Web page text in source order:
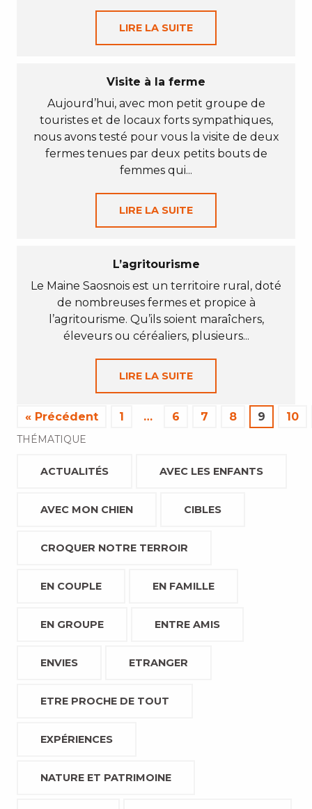
LIRE LA SUITE
Visite à la ferme
Aujourd’hui, avec mon petit groupe de
touristes et de locaux forts sympathiques,
nous avons testé pour vous la visite de deux
fermes tenues par deux petits bouts de
femmes qui...
LIRE LA SUITE
L’agritourisme
Le Maine Saosnois est un territoire rural, doté
de nombreuses fermes et propice à
l’agritourisme. Qu’ils soient maraîchers,
éleveurs ou céréaliers, plusieurs...
LIRE LA SUITE
« Précédent 1 … 6 7 8 9 10
THÉMATIQUE
ACTUALITÉS AVEC LES ENFANTS
AVEC MON CHIEN CIBLES
CROQUER NOTRE TERROIR
EN COUPLE EN FAMILLE
EN GROUPE ENTRE AMIS
ENVIES ETRANGER
ETRE PROCHE DE TOUT
EXPÉRIENCES
NATURE ET PATRIMOINE